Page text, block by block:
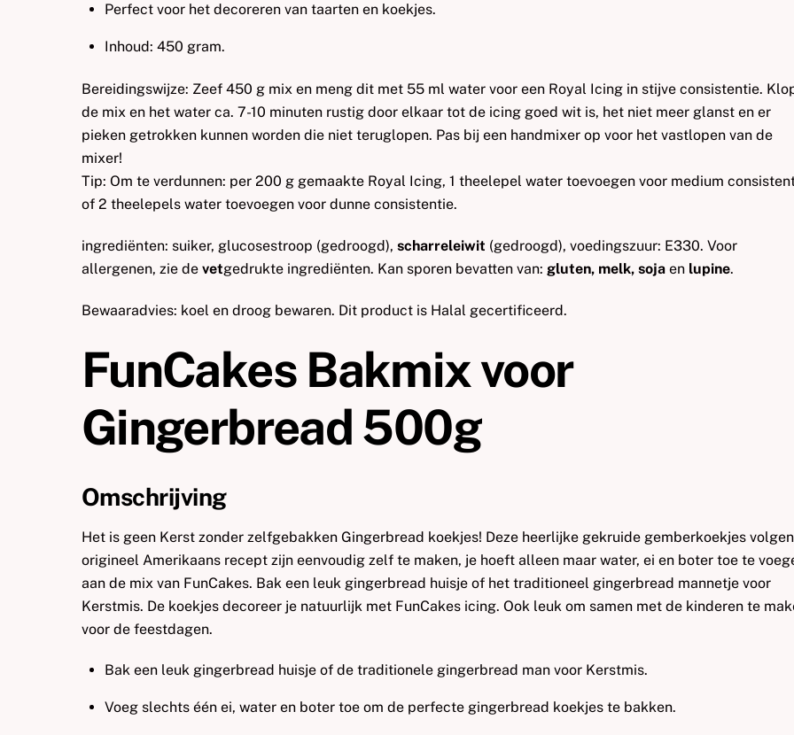
Perfect voor het decoreren van taarten en koekjes.
Inhoud: 450 gram.
Bereidingswijze: Zeef 450 g mix en meng dit met 55 ml water voor een Royal Icing in stijve consistentie.
de mix en het water ca. 7-10 minuten rustig door elkaar tot de icing goed wit is, het niet meer glanst en er
pieken getrokken kunnen worden die niet teruglopen. Pas bij een handmixer op voor het vastlopen van de
mixer!
Tip: Om te verdunnen: per 200 g gemaakte Royal Icing, 1 theelepel water toevoegen voor medium
of 2 theelepels water toevoegen voor dunne consistentie.
ingrediënten: suiker, glucosestroop (gedroogd), scharreleiwit (gedroogd), voedingszuur: E330. Voor
allergenen, zie de vetgedrukte ingrediënten. Kan sporen bevatten van: gluten, melk, soja en lupine.
Bewaaradvies: koel en droog bewaren. Dit product is Halal gecertificeerd.
FunCakes Bakmix voor
Gingerbread 500g
Omschrijving
Het is geen Kerst zonder zelfgebakken Gingerbread koekjes! Deze heerlijke gekruide gemberkoekjes
origineel Amerikaans recept zijn eenvoudig zelf te maken, je hoeft alleen maar water, ei en boter toe te
aan de mix van FunCakes. Bak een leuk gingerbread huisje of het traditioneel gingerbread mannetje voor
Kerstmis. De koekjes decoreer je natuurlijk met FunCakes icing. Ook leuk om samen met de kinderen te
voor de feestdagen.
Bak een leuk gingerbread huisje of de traditionele gingerbread man voor Kerstmis.
Voeg slechts één ei, water en boter toe om de perfecte gingerbread koekjes te bakken.